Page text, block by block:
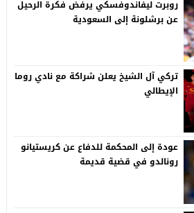
روبرت ليفاندوفسكي يرفض فكرة الرحيل
عن برشلونة إلى السعودية
تركي آل الشيخ يعلن شراكة مع نادي روما
الإيطالي
عودة إلى المحكمة للدفاع عن كريستيانو
رونالدو في قضية قديمة